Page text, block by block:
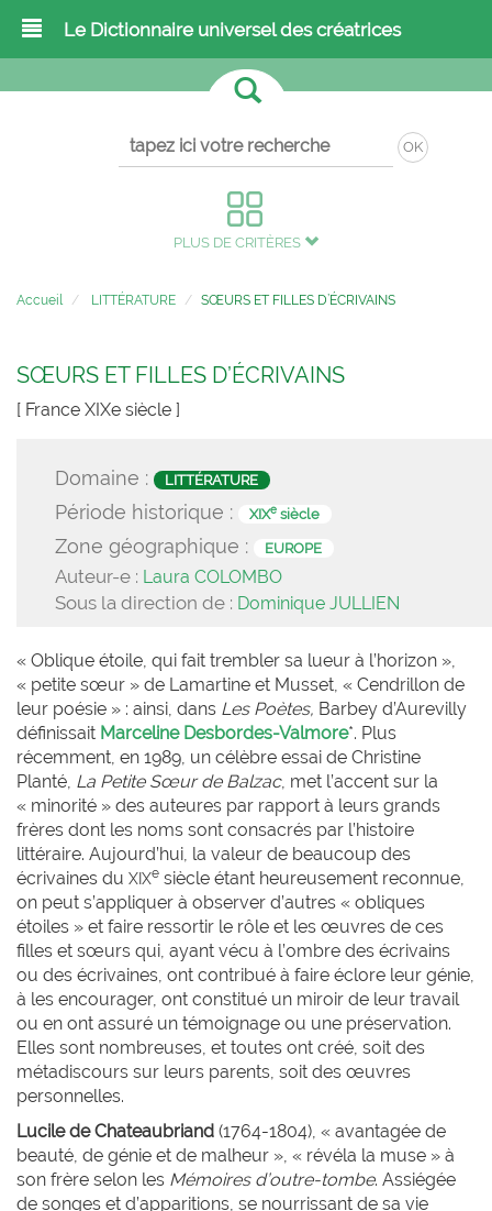
Le Dictionnaire universel des créatrices
OK
PLUS DE CRITÈRES
Accueil LITTÉRATURE SŒURS ET FILLES D’ÉCRIVAINS
SŒURS ET FILLES D’ÉCRIVAINS
[ France XIXe siècle ]
Domaine : LITTÉRATURE
Période historique : XIXe siècle
Zone géographique : EUROPE
Auteur-e : Laura COLOMBO
Sous la direction de : Dominique JULLIEN
« Oblique étoile, qui fait trembler sa lueur à l’horizon »,
« petite sœur » de Lamartine et Musset, « Cendrillon de
leur poésie » : ainsi, dans Les Poètes, Barbey d’Aurevilly
définissait Marceline Desbordes-Valmore*. Plus
récemment, en 1989, un célèbre essai de Christine
Planté, La Petite Sœur de Balzac, met l’accent sur la
« minorité » des auteures par rapport à leurs grands
frères dont les noms sont consacrés par l’histoire
littéraire. Aujourd’hui, la valeur de beaucoup des
écrivaines du XIXe siècle étant heureusement reconnue,
on peut s’appliquer à observer d’autres « obliques
étoiles » et faire ressortir le rôle et les œuvres de ces
filles et sœurs qui, ayant vécu à l’ombre des écrivains
ou des écrivaines, ont contribué à faire éclore leur génie,
à les encourager, ont constitué un miroir de leur travail
ou en ont assuré un témoignage ou une préservation.
Elles sont nombreuses, et toutes ont créé, soit des
métadiscours sur leurs parents, soit des œuvres
personnelles.
Lucile deChateaubriand (1764-1804), « avantagée de
beauté, de génie et de malheur », « révéla la muse » à
son frère selon les Mémoires d’outre-tombe. Assiégée
de songes et d’apparitions, se nourrissant de sa vie